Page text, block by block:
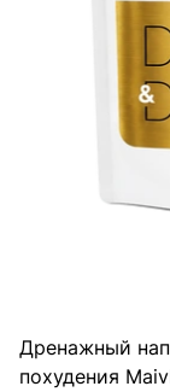
Дренажный
похудения